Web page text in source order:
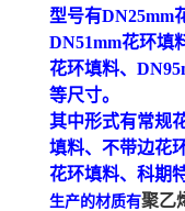
型号有DN25mm
DN51mm花环填
花环填料、DN95
等尺寸。
其中形式有常规
填料、不带边花
花环填料、科期
生产的材质有聚乙